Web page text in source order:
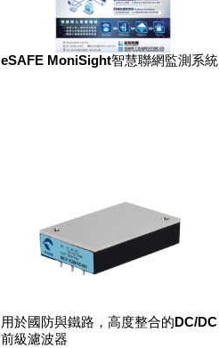
eSAFE MoniSight智慧聯網監測系統
用於國防與鐵路，高度整合的DC/DC
前級濾波器